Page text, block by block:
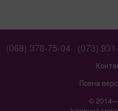
(068) 378-75-04 (073)
Повна
©